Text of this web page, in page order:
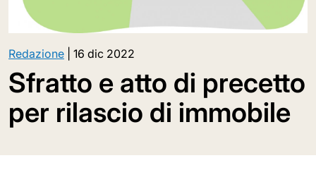
Redazione 16 dic 2022
Sfratto e atto di precetto
per rilascio di immobile